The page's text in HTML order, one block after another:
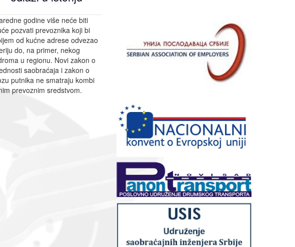
godine više neće biti
pozvati prevoznika koji bi
od kućne adrese odvezao
do, na primer, nekog
u regionu. Novi zakon o
saobraćaja i zakon o
putnika ne smatraju kombi
prevoznim sredstvom.